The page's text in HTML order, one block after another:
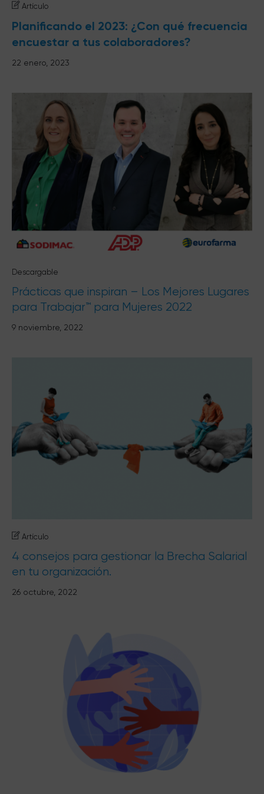
Artículo
Planificando el 2023: ¿Con qué frecuencia
encuestar a tus colaboradores?
22 enero, 2023
Descargable
Prácticas que inspiran – Los Mejores Lugares
para Trabajar™ para Mujeres 2022
9 noviembre, 2022
Artículo
4 consejos para gestionar la Brecha Salarial
en tu organización.
26 octubre, 2022